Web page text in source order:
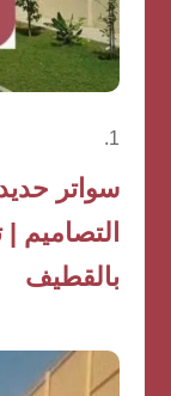
سواتر
التصاميم
بالقطيف